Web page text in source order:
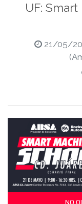
UF:
21/05/
(
NO